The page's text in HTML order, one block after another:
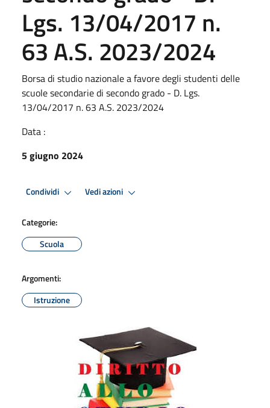
Lgs. 13/04/2017 n.
63 A.S. 2023/2024
Borsa di studio nazionale a favore degli studenti delle
scuole secondarie di secondo grado - D. Lgs.
13/04/2017 n. 63 A.S. 2023/2024
Data :
5 giugno 2024
Condividi Vedi azioni
Categorie:
Scuola
Argomenti:
Istruzione